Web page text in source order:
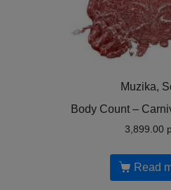
Muzika,
Body Count ‎–
3,899.00
Read